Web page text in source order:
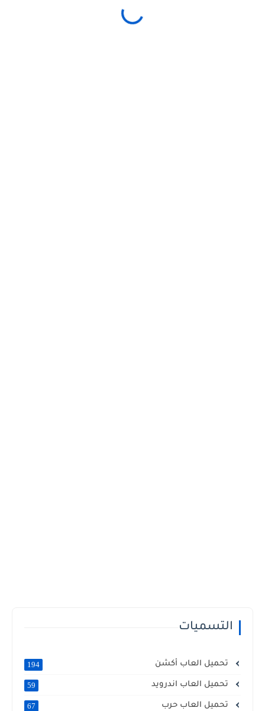
التسميات
تحميل العاب أكشن 194
تحميل العاب اندرويد 59
تحميل العاب حرب 67